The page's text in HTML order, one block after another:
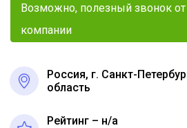
Возможно, полезный звонок
компании
Россия, г. Санкт-
область
Рейтинг – н/a